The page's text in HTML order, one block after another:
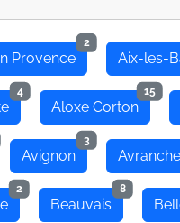
Provence
2
Aix-les-
4
Aloxe Corton
15
Avignon
3
2
Beauvais
8